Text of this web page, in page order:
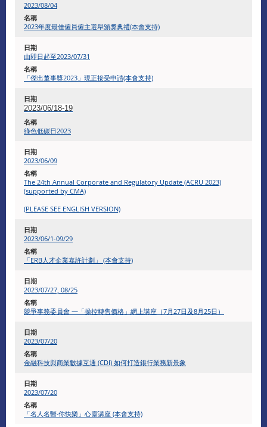
2023/08/04
2023年度最佳僱員僱主選舉頒獎典禮(本會支持)
由即日起至2023/07/31
「傑出董事獎2023」現正接受申請(本會支持)
2023/06/18-19
綠色低碳日2023
2023/06/09
The 24th Annual Corporate and Regulatory Update (ACRU 2023)
(supported by CMA)
(PLEASE SEE ENGLISH VERSION)
2023/06/1-09/29
「ERB人才企業嘉許計劃」 (本會支持)
2023/07/27, 08/25
競爭事務委員會 —「操控轉售價格」網上講座（7月27日及8月25日）
2023/07/20
金融科技與商業數據互通 (CDI) 如何打造銀行業務新景象
2023/07/20
「名人名醫‧你快樂」心靈講座 (本會支持)